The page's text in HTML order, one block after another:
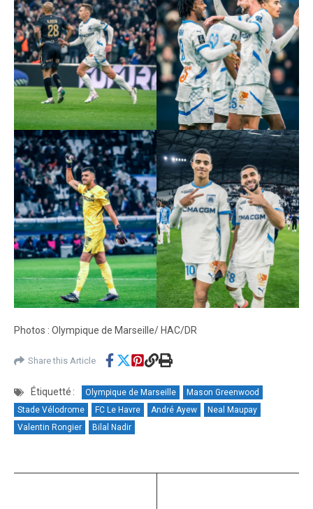
Photos : Olympique de Marseille/ HAC/DR
Share this Article
Étiquetté : Olympique de Marseille
Mason Greenwood
Stade Vélodrome
FC Le Havre André Ayew
Neal Maupay
Valentin Rongier
Bilal Nadir